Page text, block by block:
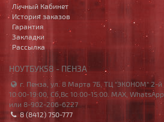
Личный Кабинет
История заказов
Гарантия
Закладки
Рассылка
НОУТБУК58 - ПЕНЗА
г. Пенза, ул. 8 Марта 7Б, ТЦ "ЭКОНОМ" 2-
10:00-19:00, Сб,Вс 10:00-15:00. MAX,
или 8-902-206-6227
8 (8412) 750-777